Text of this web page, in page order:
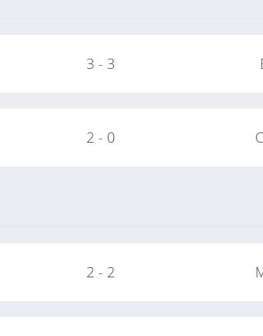
3 - 3
2 - 0
2 - 2